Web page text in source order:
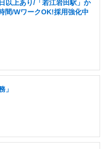
以上あり/「若江岩田駅」か
間/WワークOK!採用強化中
」